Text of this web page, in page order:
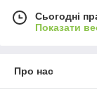
Сьогодні
Показати
Про нас